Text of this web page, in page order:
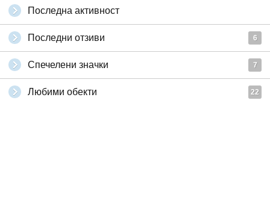
Последна активност
Последни отзиви 6
Спечелени значки 7
Любими обекти 22